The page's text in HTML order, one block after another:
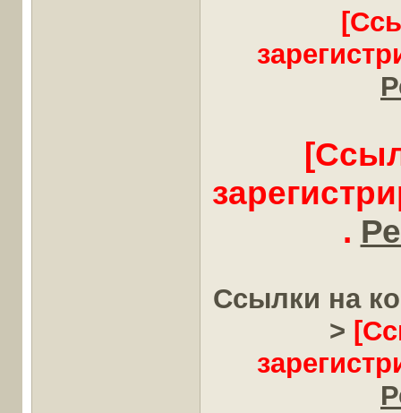
.
Ссылки на
>